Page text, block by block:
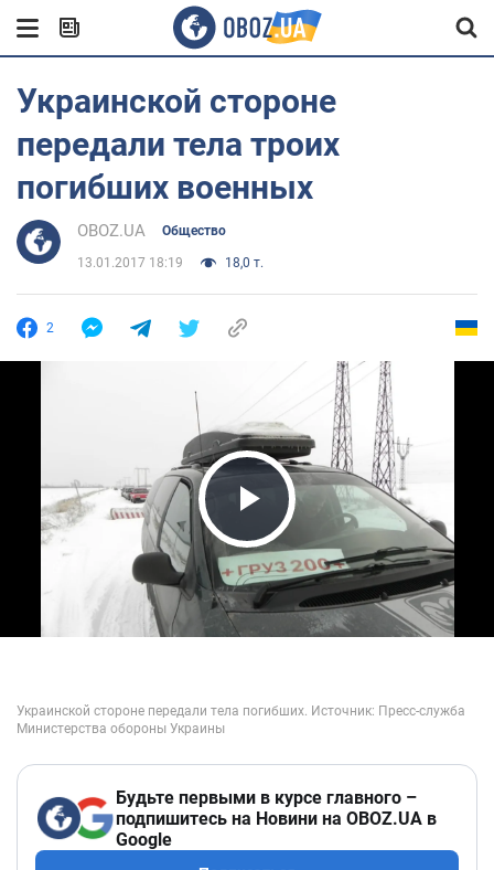
Украинской стороне
передали тела троих
погибших военных
OBOZ.UA Общество
13.01.2017 18:19 18,0 т.
2
Play Video
Будьте первыми в курсе главного –
подпишитесь на Новини на OBOZ.UA в
Google